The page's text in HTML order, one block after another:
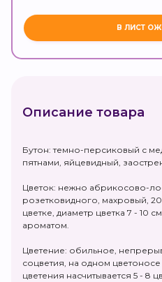
Описание товара
Бутон: темно-персиковый с
пятнами, яйцевидный,
Цветок: нежно абрикосово-
розетковидного, махровый,
цветке, диаметр цветка 7 - 10
ароматом.
Цветение: обильное,
соцветия, на одном
цветения насчитывается 5 - 8